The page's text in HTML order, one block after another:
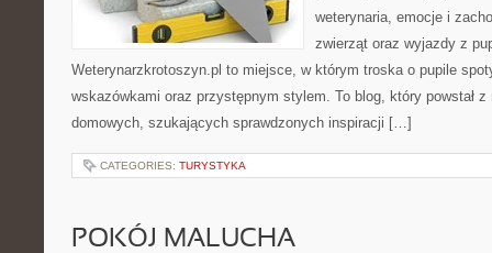
weterynaria, emocje i
zwierząt oraz wyjazdy z
Weterynarzkrotoszyn.pl to miejsce, w którym troska o pupile
wskazówkami oraz przystępnym stylem. To blog, który powstał z
domowych, szukających sprawdzonych inspiracji […]
CATEGORIES: TURYSTYKA
POKÓJ MALUCHA